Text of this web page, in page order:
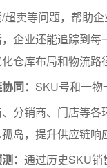
超卖等问题，帮助
企业还能追踪到每
仓库布局和物流路
同： SKU号和一物
分销商、门店等各
岛，提升供应链响
： 通过历史SKU销